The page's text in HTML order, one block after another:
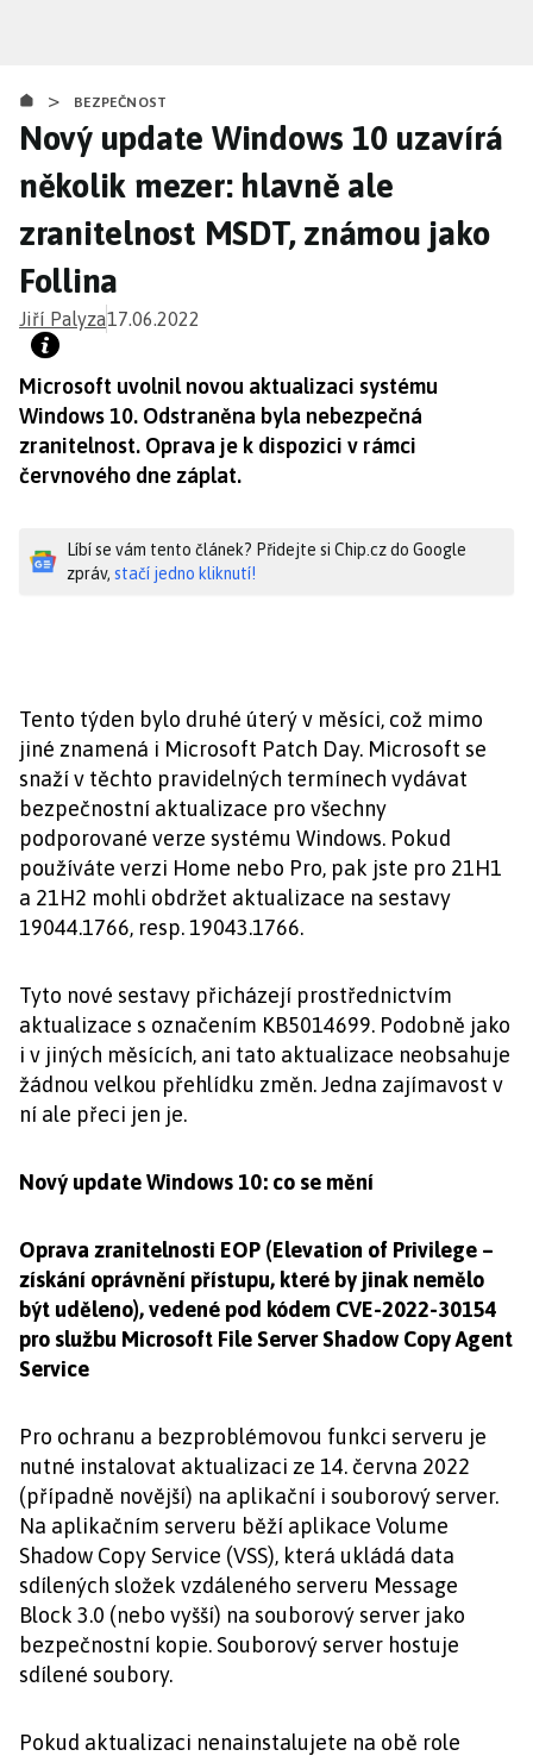
obsahu
> BEZPEČNOST
Nový update Windows 10 uzavírá
několik mezer: hlavně ale
zranitelnost MSDT, známou jako
Follina
Jiří Palyza17.06.2022
Microsoft uvolnil novou aktualizaci systému
Windows 10. Odstraněna byla nebezpečná
zranitelnost. Oprava je k dispozici v rámci
červnového dne záplat.
Líbí se vám tento článek? Přidejte si Chip.cz do Google
zpráv, stačí jedno kliknutí!
Tento týden bylo druhé úterý v měsíci, což mimo
jiné znamená i Microsoft Patch Day. Microsoft se
snaží v těchto pravidelných termínech vydávat
bezpečnostní aktualizace pro všechny
podporované verze systému Windows. Pokud
používáte verzi Home nebo Pro, pak jste pro 21H1
a 21H2 mohli obdržet aktualizace na sestavy
19044.1766, resp. 19043.1766.
Tyto nové sestavy přicházejí prostřednictvím
aktualizace s označením KB5014699. Podobně jako
i v jiných měsících, ani tato aktualizace neobsahuje
žádnou velkou přehlídku změn. Jedna zajímavost v
ní ale přeci jen je.
Nový update Windows 10: co se mění
Oprava zranitelnosti EOP (Elevation of Privilege –
získání oprávnění přístupu, které by jinak nemělo
být uděleno), vedené pod kódem CVE-2022-30154
pro službu Microsoft File Server Shadow Copy Agent
Service
Pro ochranu a bezproblémovou funkci serveru je
nutné instalovat aktualizaci ze 14. června 2022
(případně novější) na aplikační i souborový server.
Na aplikačním serveru běží aplikace Volume
Shadow Copy Service (VSS), která ukládá data
sdílených složek vzdáleného serveru Message
Block 3.0 (nebo vyšší) na souborový server jako
bezpečnostní kopie. Souborový server hostuje
sdílené soubory.
Pokud aktualizaci nenainstalujete na obě role